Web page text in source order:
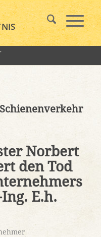
Schienenverkehr
Norbert
den Tod
E.h.